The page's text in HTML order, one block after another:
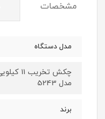
مشخصات
مدل دستگاه
مدل 5243
برند